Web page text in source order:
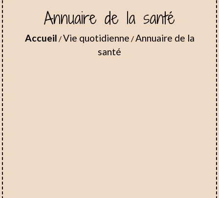
Annuaire de la santé
Accueil /Vie quotidienne /Annuaire de la
santé